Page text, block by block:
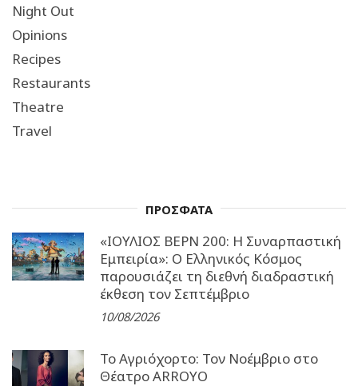
Night Out
Opinions
Recipes
Restaurants
Theatre
Travel
ΠΡΟΣΦΑΤΑ
«ΙΟΥΛΙΟΣ ΒΕΡΝ 200: Η Συναρπαστική
Εμπειρία»: Ο Ελληνικός Κόσμος
παρουσιάζει τη διεθνή διαδραστική
έκθεση τον Σεπτέμβριο
10/08/2026
Το Αγριόχορτο: Τον Νοέμβριο στο
Θέατρο ARROYO